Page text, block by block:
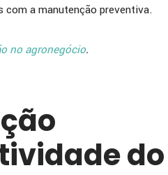
com a manutenção preventiva.
no agronegócio.
do